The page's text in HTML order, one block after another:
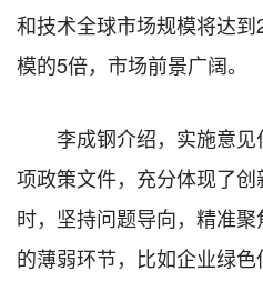
和技术全球市场规模将达
模的5倍，市场前景广阔。
李成钢介绍，实施意
项政策文件，充分体现了
时，坚持问题导向，精准
的薄弱环节，比如企业绿色